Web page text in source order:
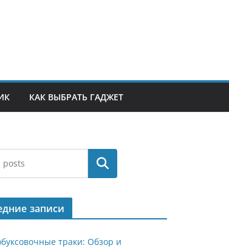
КАК ВЫБРАТЬ ГАДЖЕТ
Поиск
записи
траки: Обзор и